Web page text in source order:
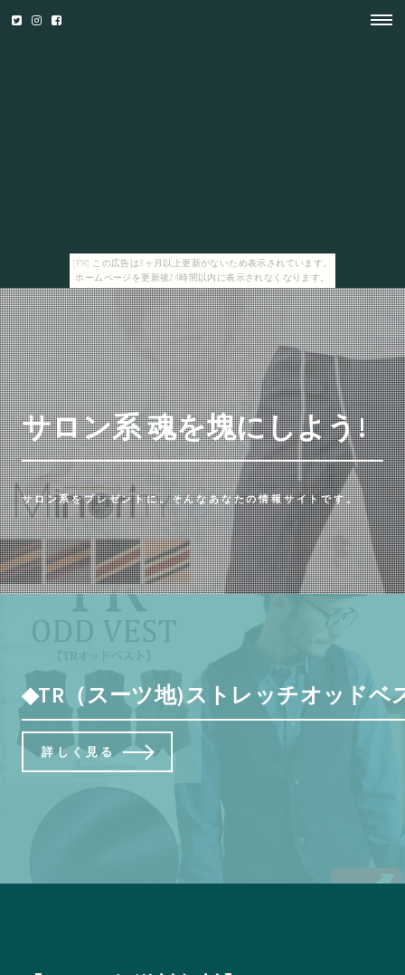
[PR] この広告は3ヶ月以上更新がないため表示されています。
ホームページを更新後24時間以内に表示されなくなります。
サロン系 魂を塊にしよう!
サロン系をプレゼントに。そんなあなたの情報サイトです。
◆TR（スーツ地)ストレッチオッドベ
詳しく見る